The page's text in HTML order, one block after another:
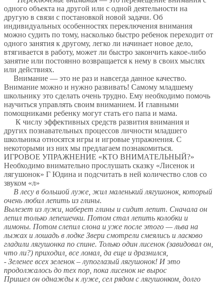
одного объекта на другой или с одной деятельности на
другую в связи с постановкой новой задачи. Об
индивидуальных особенностях переключения внимания
можно судить по тому, насколько быстро ребенок переходит от
одного занятия к другому, легко ли начинает новое дело,
втягивается в работу, может ли быстро закончить какое-либо
занятие или постоянно возвращается к нему в своих мыслях
или действиях.
Внимание — это не раз и навсегда данное качество.
Внимание можно и нужно развивать! Самому младшему
школьнику это сделать очень трудно. Ему необходимо помочь
научиться управлять своим вниманием. И главными
помощниками ребенку могут стать его папа и мама.
К числу эффективных средств развития внимания и
других познавательных процессов личности младшего
школьника относятся игры и игровые упражнения. С
некоторыми из них мы предлагаем познакомиться.
ИГРОВОЕ УПРАЖНЕНИЕ «КТО ВНИМАТЕЛЬНЫЙ?»
Необходимо внимательно прослушать сказку «Лисенок и
лягушонок» Г Юдина и подсчитать в ней количество слов со
звуком «л»
В лесу в большой луже, жил маленький лягушонок, который
очень любил лепить из глины.
Вылезет из лужи, наберет глины и сидит лепит. Сначала он
лепил только лепешечки. Потом стал лепить колобки и
лимоны. Потом слепил слона и уже после этого — льва на
лыжах и лошадь в лодке Звери смотрели смеялись и ласково
гладили лягушонка по спине. Только один лисенок (завидовал он,
что ли?) приходил, все ломал, да еще и дразнился,
- Зеленее всех зеленок – лупоглазый лягушонок! И это
продолжалось до тех пор, пока лисенок не вырос
Пришел он однажды к луже, сел рядом с лягушонком, долго